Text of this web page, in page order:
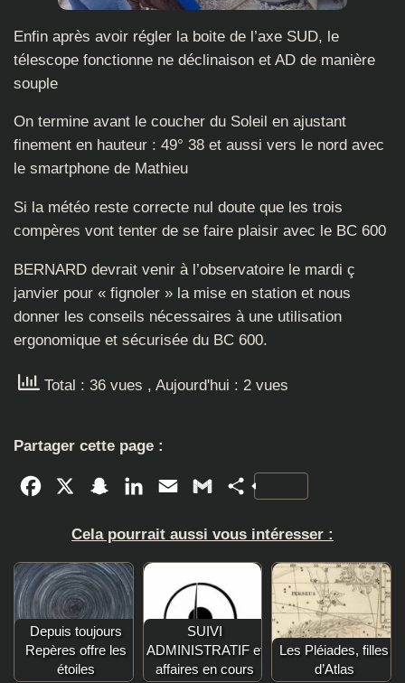
Enfin après avoir régler la boite de l’axe SUD, le
télescope fonctionne ne déclinaison et AD de manière
souple
On termine avant le coucher du Soleil en ajustant
finement en hauteur : 49° 38 et aussi vers le nord avec
le smartphone de Mathieu
Si la météo reste correcte nul doute que les trois
compères vont tenter de se faire plaisir avec le BC 600
BERNARD devrait venir à l’observatoire le mardi ç
janvier pour « fignoler » la mise en station et nous
donner les conseils nécessaires à une utilisation
ergonomique et sécurisée du BC 600.
Total : 36 vues , Aujourd'hui : 2 vues
Partager cette page :
Facebook SnapchatLinkedInEmail GmailPartager
Cela pourrait aussi vous intéresser :
Depuis toujours
Repères offre les
étoiles
SUIVI
ADMINISTRATIF et
affaires en cours
Les Pléiades, filles
d’Atlas